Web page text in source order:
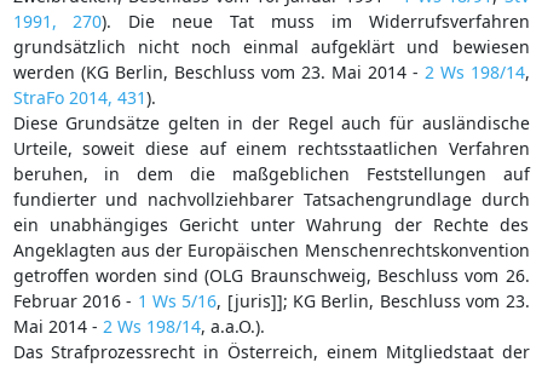
1991, 270). Die neue Tat muss im Widerrufsverfahren
grundsätzlich nicht noch einmal aufgeklärt und bewiesen
werden (KG Berlin, Beschluss vom 23. Mai 2014 - 2 Ws 198/14,
StraFo 2014, 431).
Diese Grundsätze gelten in der Regel auch für ausländische
Urteile, soweit diese auf einem rechtsstaatlichen Verfahren
beruhen, in dem die maßgeblichen Feststellungen auf
fundierter und nachvollziehbarer Tatsachengrundlage durch
ein unabhängiges Gericht unter Wahrung der Rechte des
Angeklagten aus der Europäischen Menschenrechtskonvention
getroffen worden sind (OLG Braunschweig, Beschluss vom 26.
Februar 2016 - 1 Ws 5/16, [juris]]; KG Berlin, Beschluss vom 23.
Mai 2014 - 2 Ws 198/14, a.a.O.).
Das Strafprozessrecht in Österreich, einem Mitgliedstaat der